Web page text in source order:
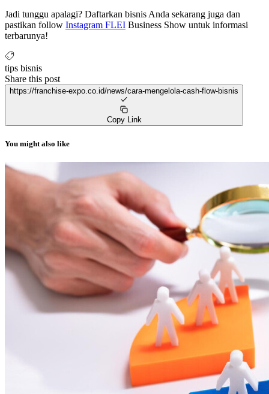
Jadi tunggu apalagi? Daftarkan bisnis Anda sekarang juga dan
pastikan follow Instagram FLEI Business Show untuk informasi
terbarunya!
tips bisnis
Share this post
https://franchise-expo.co.id/news/cara-mengelola-cash-flow-bisnis
Copy Link
You might also like